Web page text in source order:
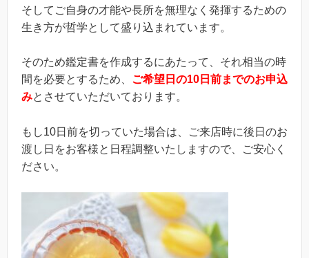
そしてご自身の才能や長所を無理なく発揮するための
生き方が哲学として盛り込まれています。
そのため鑑定書を作成するにあたって、それ相当の時
間を必要とするため、 ご希望日の10日前までのお申込
みとさせていただいております。
もし10日前を切っていた場合は、ご来店時に後日のお
渡し日をお客様と日程調整いたしますので、ご安心く
ださい。